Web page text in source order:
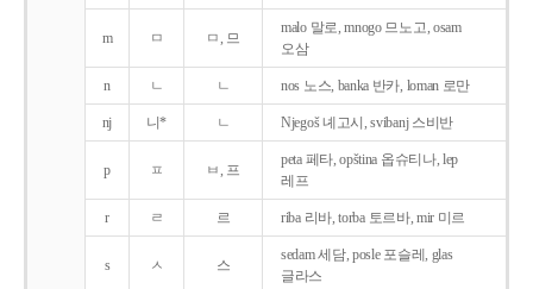
m ㅁ ㅁ, 므
malo 말로, mnogo 므노고, osam
오삼
n ㄴ ㄴ nos 노스, banka 반카, loman 로만
nj 니* ㄴ Njegoš 녜고시, svibanj 스비반
p ㅍ ㅂ, 프
peta 페타, opština 옵슈티나, lep
레프
r ㄹ 르 riba 리바, torba 토르바, mir 미르
s ㅅ 스
sedam 세담, posle 포슬레, glas
글라스